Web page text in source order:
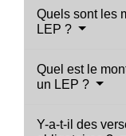
Quels sont les
LEP ?
Quel est le
un LEP ?
Y-a-t-il des